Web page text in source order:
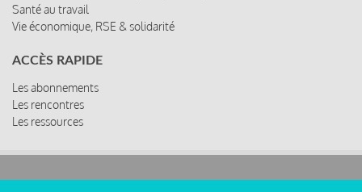
Santé au travail
Vie économique, RSE & solidarité
ACCÈS RAPIDE
Les abonnements
Les rencontres
Les ressources